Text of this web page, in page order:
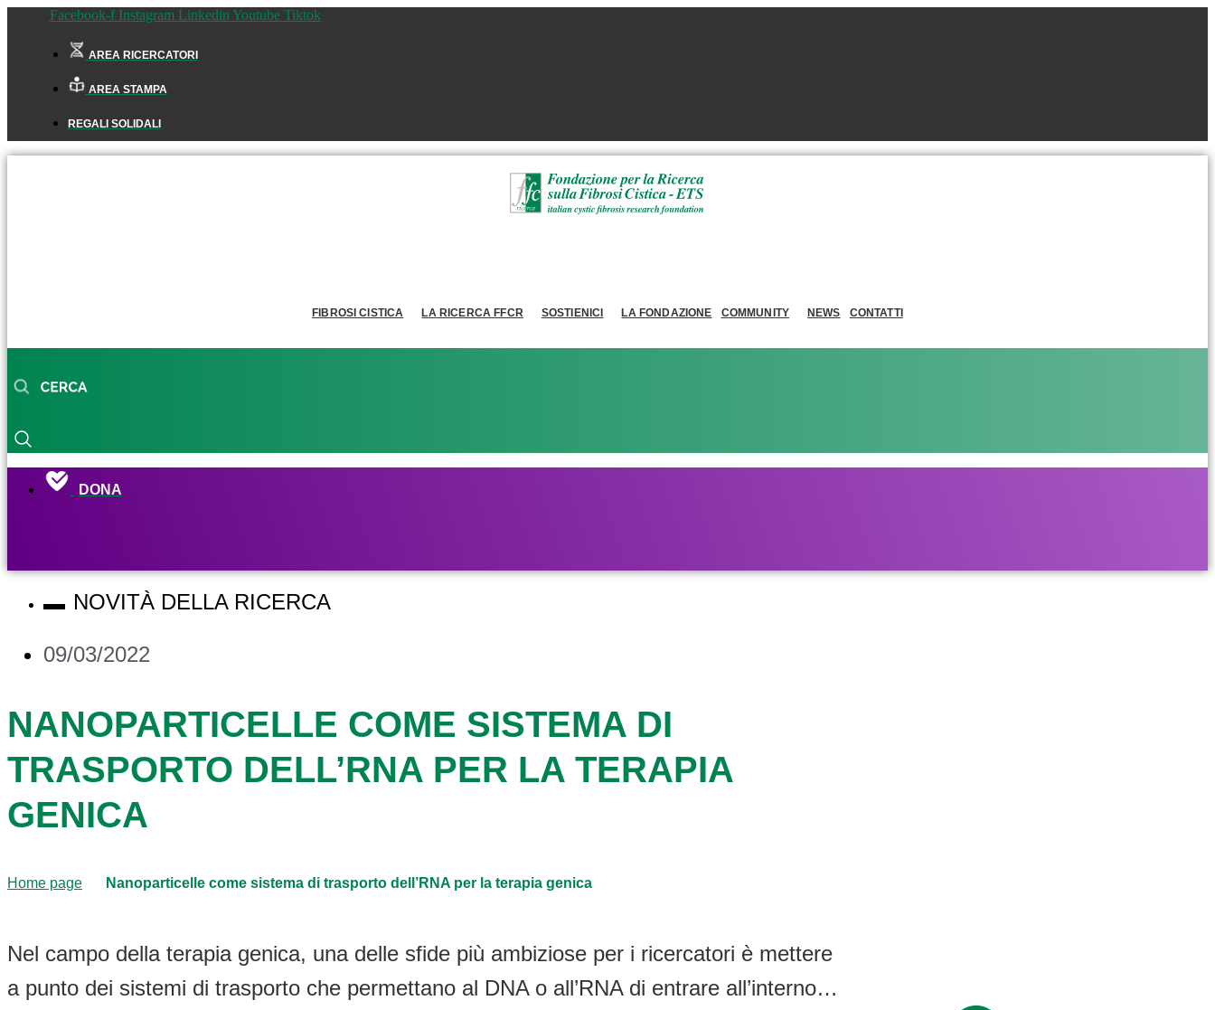
Facebook-f Instagram Linkedin Youtube Tiktok
AREA RICERCATORI
AREA STAMPA
REGALI SOLIDALI
FIBROSI CISTICA LA RICERCA FFCR SOSTIENICI LA FONDAZIONE COMMUNITY NEWS CONTATTI
DONA
NOVITÀ DELLA RICERCA
09/03/2022
NANOPARTICELLE COME SISTEMA DI
TRASPORTO DELL’RNA PER LA TERAPIA
GENICA
Home page Nanoparticelle come sistema di trasporto dell’RNA per la terapia genica
Nel campo della terapia genica, una delle sfide più ambiziose per i ricercatori è mettere
a punto dei sistemi di trasporto che permettano al DNA o all’RNA di entrare all’interno…